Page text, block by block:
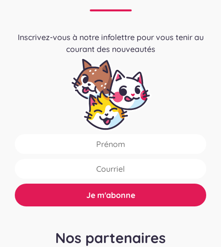
Inscrivez-vous à notre infolettre pour vous tenir au
courant des nouveautés
Nos partenaires